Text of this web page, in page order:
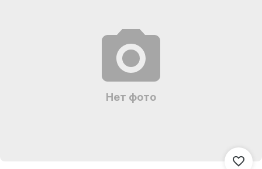
Нет фото